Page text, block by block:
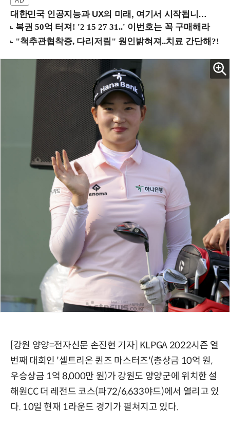
대한민국 인공지능과 UX의 미래, 여기서 시작됩니다! (9/2 강남역)
[강원 양양=전자신문 손진현 기자] KLPGA 2022시즌 열
번째 대회인 '셀트리온 퀸즈 마스터즈'(총상금 10억 원,
우승상금 1억 8,000만 원)가 강원도 양양군에 위치한 설
해원CC 더 레전드 코스(파72/6,633야드)에서 열리고 있
다. 10일 현재 1라운드 경기가 펼쳐지고 있다.